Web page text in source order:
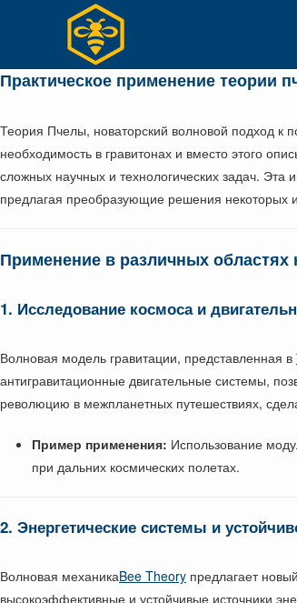
содержимому
Практическое применение теории
Теория Пчелы, новаторский волновой подход к
необходимость в гравитонах и вместо этого
сложных научных и технологических задач.
предлагая преобразующие решения некоторых
Применение в различных областях
1. Исследование космоса и
Волновая модель гравитации, представленная в
антигравитационные двигательные системы,
революцию в межпланетных путешествиях,
Пример применения: Использование
при дальних космических полетах.
2. Энергетические системы и
Волновая механикаBee Theory предлагает
высокоэффективные и устойчивые источники